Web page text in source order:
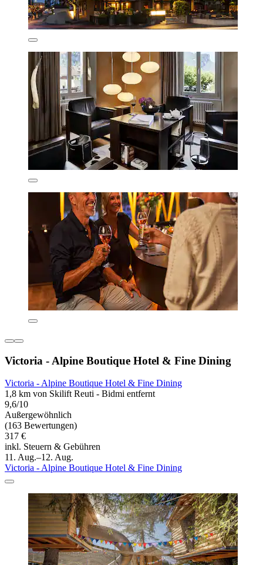
Victoria - Alpine Boutique Hotel & Fine Dining
Victoria - Alpine Boutique Hotel & Fine Dining
1,8 km von Skilift Reuti - Bidmi entfernt
9,6/10
Außergewöhnlich
(163 Bewertungen)
317 €
inkl. Steuern & Gebühren
11. Aug.–12. Aug.
Victoria - Alpine Boutique Hotel & Fine Dining